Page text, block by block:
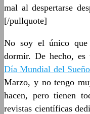
mal al despertarse
[/pullquote]
No soy el único
dormir. De hecho,
Día Mundial del Sueño
Marzo, y no tengo
hacen, pero tienen
revistas científicas